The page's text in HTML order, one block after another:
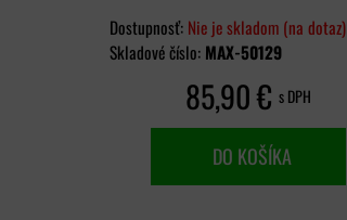
Dostupnosť: Nie je skladom (na dotaz)
Skladové číslo: MAX-50129
85,90 € s DPH
DO KOŠÍKA